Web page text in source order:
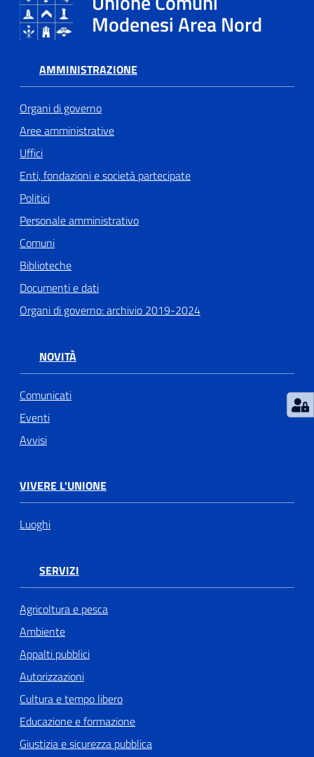
Tutti
argomenti...
Seguici
su
Modenesi Area Nord
AMMINISTRAZIONE
Organi di governo
Aree amministrative
Uffici
Enti, fondazioni e società partecipate
Politici
Personale amministrativo
Comuni
Biblioteche
Documenti e dati
Organi di governo: archivio 2019-2024
NOVITÀ
Comunicati
Eventi
Avvisi
VIVERE L'UNIONE
Luoghi
SERVIZI
Agricoltura e pesca
Ambiente
Appalti pubblici
Autorizzazioni
Cultura e tempo libero
Educazione e formazione
Giustizia e sicurezza pubblica